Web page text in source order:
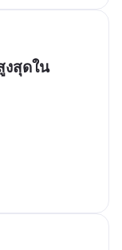
งสุดใน